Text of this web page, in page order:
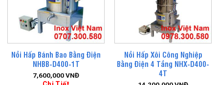
Nồi Hấp Bánh Bao Bằng Điện
NHBB-D400-1T
7,600,000VNĐ
Nồi Hấp Xôi Công Nghiệp
Bằng Điện 4 Tầng NHX-D400-
4T